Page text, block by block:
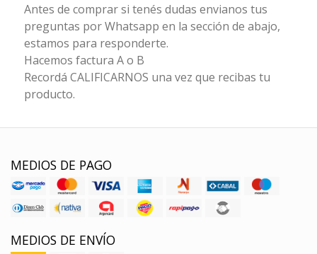
Antes de comprar si tenés dudas envianos tus
preguntas por Whatsapp en la sección de abajo,
estamos para responderte.
Hacemos factura A o B
Recordá CALIFICARNOS una vez que recibas tu
producto.
MEDIOS DE PAGO
MEDIOS DE ENVÍO